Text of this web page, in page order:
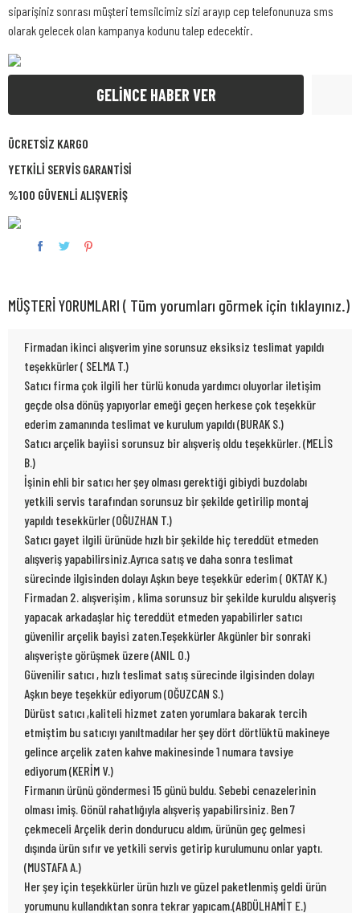
siparişiniz sonrası müşteri temsilcimiz sizi arayıp cep telefonunuza sms
olarak gelecek olan kampanya kodunu talep edecektir.
GELİNCE HABER VER
ÜCRETSİZ KARGO
YETKİLİ SERVİS GARANTİSİ
%100 GÜVENLİ ALIŞVERİŞ
MÜŞTERİ YORUMLARI ( Tüm yorumları görmek için tıklayınız.)
Firmadan ikinci alışverim yine sorunsuz eksiksiz teslimat yapıldı
teşekkürler ( SELMA T.)
Satıcı firma çok ilgili her türlü konuda yardımcı oluyorlar iletişim
geçde olsa dönüş yapıyorlar emeği geçen herkese çok teşekkür
ederim zamanında teslimat ve kurulum yapıldı (BURAK S.)
Satıcı arçelik bayiisi sorunsuz bir alışveriş oldu teşekkürler. (MELİS
B.)
İşinin ehli bir satıcı her şey olması gerektiği gibiydi buzdolabı
yetkili servis tarafından sorunsuz bir şekilde getirilip montaj
yapıldı tesekkürler (OĞUZHAN T.)
Satıcı gayet ilgili ürünüde hızlı bir şekilde hiç tereddüt etmeden
alışveriş yapabilirsiniz.Ayrıca satış ve daha sonra teslimat
sürecinde ilgisinden dolayı Aşkın beye teşekkür ederim ( OKTAY K.)
Firmadan 2. alışverişim , klima sorunsuz bir şekilde kuruldu alışveriş
yapacak arkadaşlar hiç tereddüt etmeden yapabilirler satıcı
güvenilir arçelik bayisi zaten.Teşekkürler Akgünler bir sonraki
alışverişte görüşmek üzere (ANIL O.)
Güvenilir satıcı , hızlı teslimat satış sürecinde ilgisinden dolayı
Aşkın beye teşekkür ediyorum (OĞUZCAN S.)
Dürüst satıcı ,kaliteli hizmet zaten yorumlara bakarak tercih
etmiştim bu satıcıyı yanıltmadılar her şey dört dörtlüktü makineye
gelince arçelik zaten kahve makinesinde 1 numara tavsiye
ediyorum (KERİM V.)
Firmanın ürünü göndermesi 15 günü buldu. Sebebi cenazelerinin
olması imiş. Gönül rahatlığıyla alışveriş yapabilirsiniz. Ben 7
çekmeceli Arçelik derin dondurucu aldım, ürünün geç gelmesi
dışında ürün sıfır ve yetkili servis getirip kurulumunu onlar yaptı.
(MUSTAFA A.)
Her şey için teşekkürler ürün hızlı ve güzel paketlenmiş geldi ürün
yorumunu kullandıktan sonra tekrar yapıcam.(ABDÜLHAMİT E.)